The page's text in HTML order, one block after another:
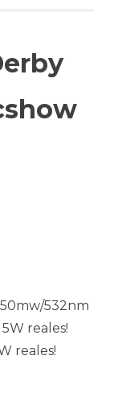
50mw/532nm
reales!
reales!